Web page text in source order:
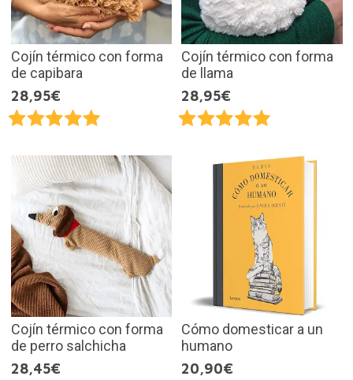
Cojín térmico con forma
de capibara
28,95€
Cojín térmico con forma
de llama
28,95€
Cojín térmico con forma
de perro salchicha
28,45€
Cómo domesticar a un
humano
20,90€